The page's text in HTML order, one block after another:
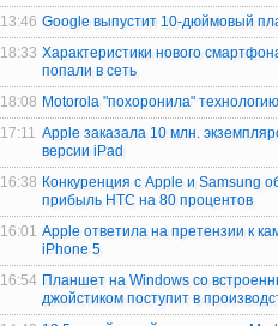
13:46 Google выпустит 10-дюймовый
18:33 Характеристики нового
попали в сеть
18:08 Motorola "похоронила"
17:11 Apple заказала 10 млн.
версии iPad
16:38 Конкуренция с Apple и Samsung
прибыль НТС на 80 процентов
16:01 Apple ответила на претензии к
iPhone 5
16:54 Планшет на Windows со
джойстиком поступит в